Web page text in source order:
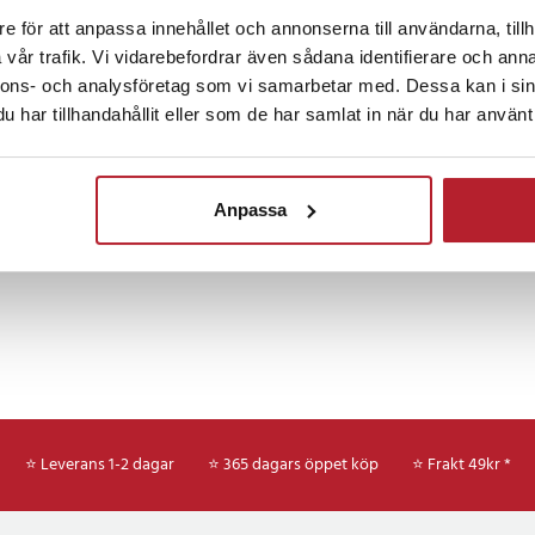
för att anpassa innehållet och annonserna till användarna,
trafik. Vi vidarebefordrar även sådana identifierare och
och analysföretag som vi samarbetar med. Dessa kan i
har tillhandahållit eller som de har samlat in när du har
Anpassa
20W med stöd för Power
gör att kompatibla enheter
väntetiden och ger en
trådlös laddning upp
startar laddningen direkt,
bekväm utan behov av kablar.
designen gör den enkel att
Fortsätt att fynda
Mobiltillbehör Batterier
⭐ Leverans 1-2 dagar ⭐ 365 dagars öppet köp ⭐ Frakt 49kr *